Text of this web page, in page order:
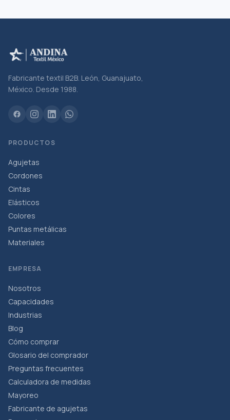
Fabricante textil B2B. León, Guanajuato,
México. Desde 1988.
PRODUCTOS
Agujetas
Cordones
Cintas
Elásticos
Colores
Puntas metálicas
Materiales
EMPRESA
Nosotros
Capacidades
Industrias
Blog
Cómo comprar
Glosario del comprador
Preguntas frecuentes
Calculadora de medidas
Mayoreo
Fabricante de agujetas